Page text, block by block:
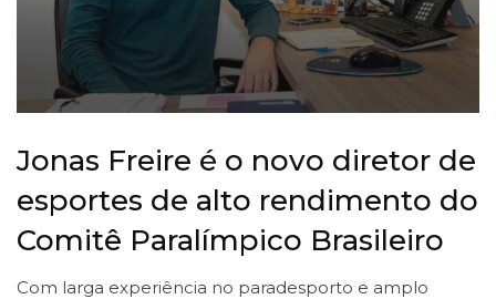
Jonas Freire é o novo diretor de
esportes de alto rendimento do
Comitê Paralímpico Brasileiro
Com larga experiência no paradesporto e amplo